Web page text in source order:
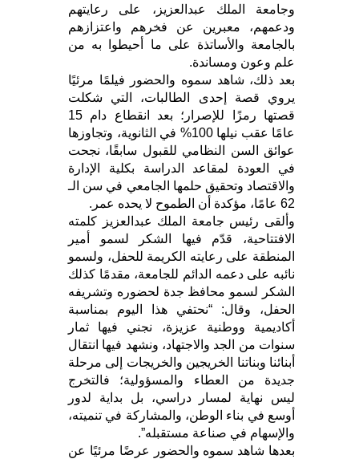
وجامعة الملك عبدالعزيز، على رعايتهم
ودعمهم، معبرين عن فخرهم واعتزازهم
بالجامعة والأساتذة على ما أحيطوا به من
علم وعون ومساندة.
بعد ذلك، شاهد سموه والحضور فيلمًا مرئيًا
يروي قصة إحدى الطالبات، التي شكلت
قصتها رمزًا للإصرار؛ بعد انقطاع دام 15
عامًا عقب نيلها 100% في الثانوية، وتجاوزها
عوائق السن النظامي للقبول سابقًا، نجحت
في العودة لمقاعد الدراسة بكلية الإدارة
والاقتصاد وتحقيق حلمها الجامعي في سن الـ
62 عامًا، مؤكدة أن الطموح لا يحده عمر.
وألقى رئيس جامعة الملك عبدالعزيز كلمته
الافتتاحية، قدّم فيها الشكر لسمو أمير
المنطقة على رعايته الكريمة للحفل، ولسمو
نائبه على دعمه الدائم للجامعة، مقدمًا كذلك
الشكر لسمو محافظ جدة لحضوره وتشريفه
الحفل، وقال: “نحتفي هذا اليوم بمناسبة
أكاديمية ووطنية عزيزة، نجني فيها ثمار
سنوات من الجد والاجتهاد، ونشهد فيها انتقال
أبنائنا وبناتنا الخريجين والخريجات إلى مرحلة
جديدة من العطاء والمسؤولية؛ فالتخرج
ليس نهاية لمسار دراسي، بل بداية لدور
أوسع في بناء الوطن، والمشاركة في تنميته،
والإسهام في صناعة مستقبله”.
بعدها شاهد سموه والحضور عرضًا مرئيًا عن